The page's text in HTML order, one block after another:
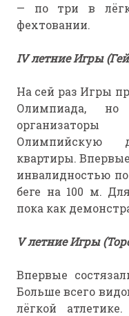
— по три в
фехтовании.
IV летние Игры
На сей раз Игры
Олимпиада,
Олимпийскую
квартиры.
инвалидностью
беге на 100 м.
пока как
V летние Игры
Впервые
Больше всего
лёгкой